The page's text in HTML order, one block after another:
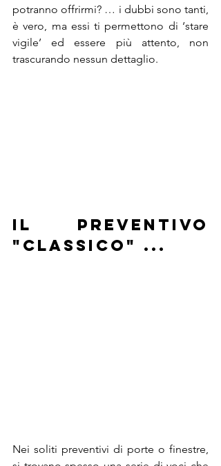
potranno offrirmi? … i dubbi sono tanti,
è vero, ma essi ti permettono di ‘stare
vigile’ ed essere più attento, non
trascurando nessun dettaglio.
il preventivo
"classico" ...
Nei soliti preventivi di porte o finestre,